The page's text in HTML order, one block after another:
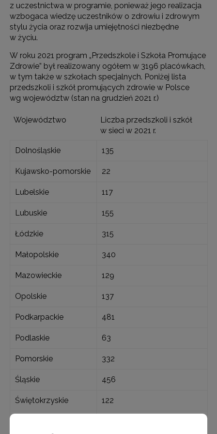
z uczestnictwa w programie, ponieważ jego realizacja
wzbogaca wiedzę uczestników o zdrowiu i zdrowym
stylu życia oraz rozwija umiejętności niezbędne
w życiu.
W roku 2021 program „Przedszkole i Szkoła Promujące
Zdrowie” był realizowany ogółem w 3196 placówkach,
w tym także w szkołach specjalnych. Poniżej lista
przedszkoli i szkół promujących zdrowie w Polsce
wg województw (stan na grudzień 2021 r.)
Województwo
Liczba przedszkoli i szkół
w sieci w 2021 r.
Dolnośląskie 135
Kujawsko-pomorskie 22
Lubelskie 117
Lubuskie 155
Łódzkie 315
Małopolskie 340
Mazowieckie 129
Opolskie 137
Podkarpackie 481
Podlaskie 63
Pomorskie 332
Śląskie 456
Świętokrzyskie 122